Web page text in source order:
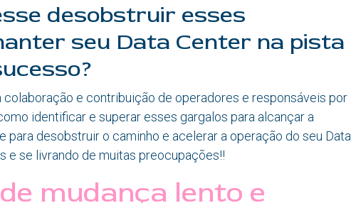
desobstruir esses
seu Data Center na pista
e contribuição de operadores e responsáveis por
identificar e superar esses gargalos para alcançar a
para desobstruir o caminho e acelerar a operação do seu Data
e se livrando de muitas preocupações!!
mudança lento e